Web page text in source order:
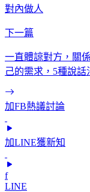
對內做人
下一篇
一直體諒對方，關
己的需求，5種說話
加FB熱議討論
加LINE獲新知
f
LINE